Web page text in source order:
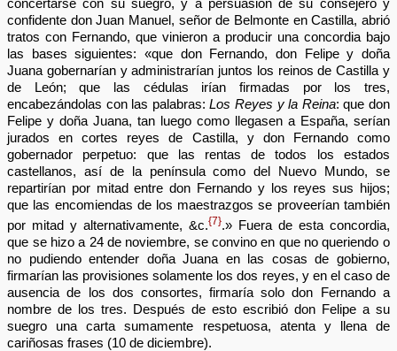
concertarse con su suegro, y a persuasión de su consejero y
confidente don Juan Manuel, señor de Belmonte en Castilla, abrió
tratos con Fernando, que vinieron a producir una concordia bajo
las bases siguientes: «que don Fernando, don Felipe y doña
Juana gobernarían y administrarían juntos los reinos de Castilla y
de León; que las cédulas irían firmadas por los tres,
encabezándolas con las palabras:Los Reyes y la Reina: que don
Felipe y doña Juana, tan luego como llegasen a España, serían
jurados en cortes reyes de Castilla, y don Fernando como
gobernador perpetuo: que las rentas de todos los estados
castellanos, así de la península como del Nuevo Mundo, se
repartirían por mitad entre don Fernando y los reyes sus hijos;
que las encomiendas de los maestrazgos se proveerían también
por mitad y alternativamente, &c.{7}.» Fuera de esta concordia,
que se hizo a 24 de noviembre, se convino en que no queriendo o
no pudiendo entender doña Juana en las cosas de gobierno,
firmarían las provisiones solamente los dos reyes, y en el caso de
ausencia de los dos consortes, firmaría solo don Fernando a
nombre de los tres. Después de esto escribió don Felipe a su
suegro una carta sumamente respetuosa, atenta y llena de
cariñosas frases (10 de diciembre).